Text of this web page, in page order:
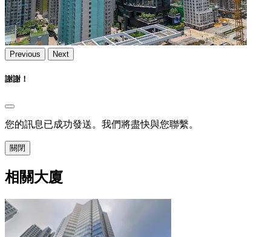
Previous Next
謝謝！
您的訊息已成功發送。我們將盡快與您聯繫。
關閉
相關大廈